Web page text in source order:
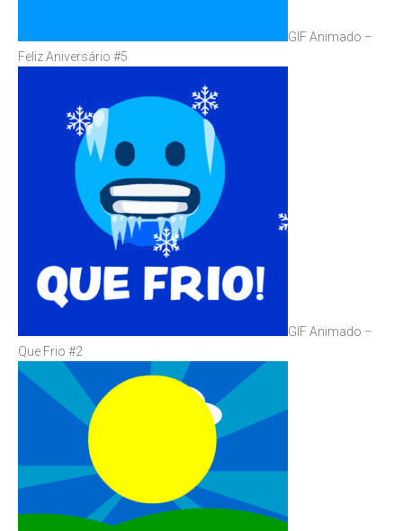
GIF Animado –
Feliz Aniversário #5
GIF Animado –
Que Frio #2